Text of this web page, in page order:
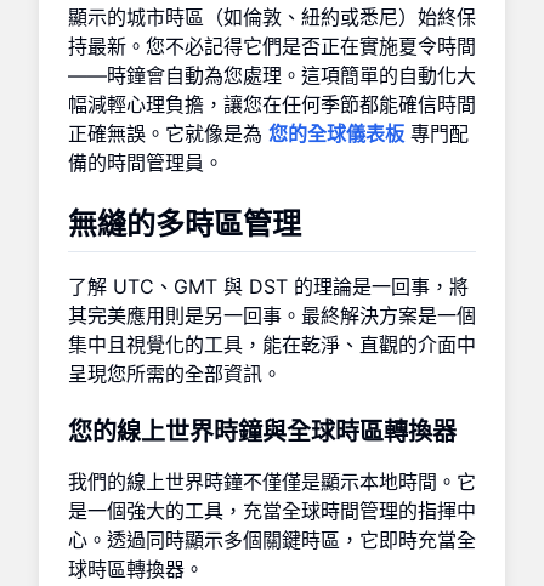
顯示的城市時區（如倫敦、紐約或悉尼）始終保
持最新。您不必記得它們是否正在實施夏令時間
——時鐘會自動為您處理。這項簡單的自動化大
幅減輕心理負擔，讓您在任何季節都能確信時間
正確無誤。它就像是為 您的全球儀表板 專門配
備的時間管理員。
無縫的多時區管理
了解 UTC、GMT 與 DST 的理論是一回事，將
其完美應用則是另一回事。最終解決方案是一個
集中且視覺化的工具，能在乾淨、直觀的介面中
呈現您所需的全部資訊。
您的線上世界時鐘與全球時區轉換器
我們的線上世界時鐘不僅僅是顯示本地時間。它
是一個強大的工具，充當全球時間管理的指揮中
心。透過同時顯示多個關鍵時區，它即時充當全
球時區轉換器。